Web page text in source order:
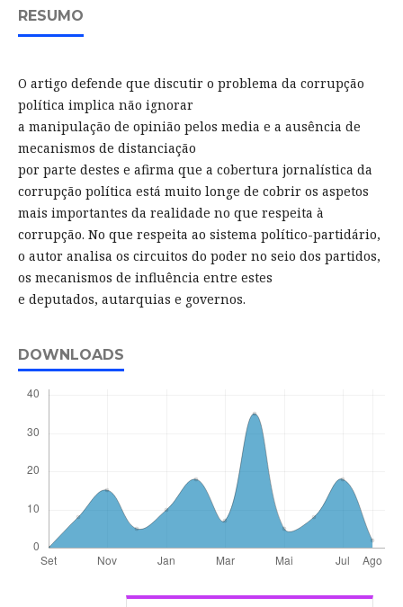
RESUMO
O artigo defende que discutir o problema da corrupção
política implica não ignorar
a manipulação de opinião pelos media e a ausência de
mecanismos de distanciação
por parte destes e afirma que a cobertura jornalística da
corrupção política está muito longe de cobrir os aspetos
mais importantes da realidade no que respeita à
corrupção. No que respeita ao sistema político-partidário,
o autor analisa os circuitos do poder no seio dos partidos,
os mecanismos de influência entre estes
e deputados, autarquias e governos.
DOWNLOADS